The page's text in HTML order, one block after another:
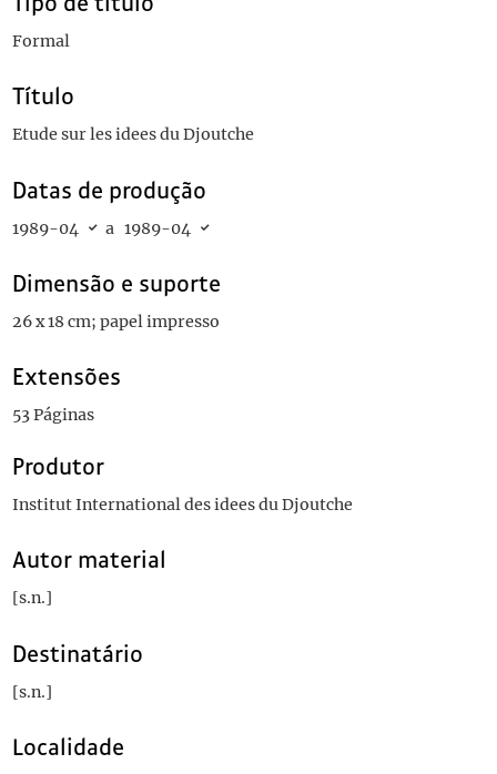
Formal
Título
Etude sur les idees du Djoutche
Datas de produção
1989-04 a 1989-04
Dimensão e suporte
26 x 18 cm; papel impresso
Extensões
53 Páginas
Produtor
Institut International des idees du Djoutche
Autor material
[s.n.]
Destinatário
[s.n.]
Localidade